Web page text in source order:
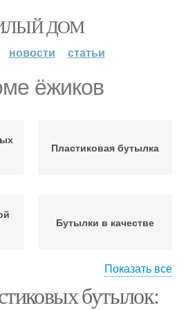
ДОМ
новости статьи
ёжиков
Пластиковая бутылка
Бутылки в качестве
Забавные ёжики
Показать все
бутылок: